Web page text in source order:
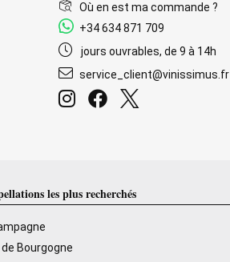
Où en est ma commande ?
+34 634 871 709
jours ouvrables, de 9 à 14h
service_client@vinissimus.fr
les plus recherchés
de Bourgogne